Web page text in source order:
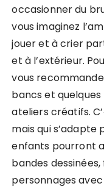
occasionner du
vous imaginez
jouer et à crier
et à l’extérieur.
vous
bancs et
ateliers créatifs.
mais qui s’adapte
enfants pourront
bandes
personnages